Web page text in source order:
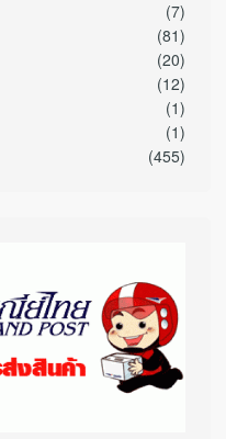
(7)
(81)
(20)
(12)
(1)
(1)
(455)